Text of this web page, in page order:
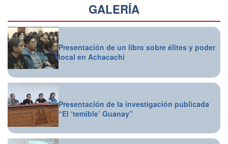
GALERÍA
Presentación de un libro sobre élites y poder
local en Achacachi
Presentación de la investigación publicada
“El ‘temible’ Guanay”